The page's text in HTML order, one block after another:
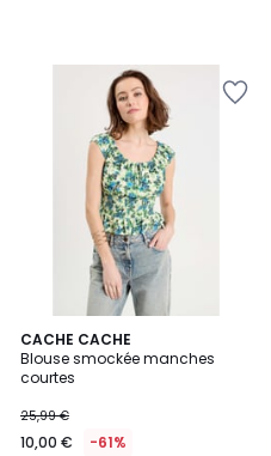
CACHE CACHE
Blouse smockée manches
courtes
25,99 €
10,00 € -61%